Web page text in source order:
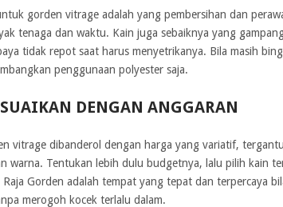
gorden vitrage adalah yang pembersihan dan
tenaga dan waktu. Kain juga sebaiknya yang
tidak repot saat harus menyetrikanya. Bila masih
penggunaan polyester saja.
DENGAN ANGGARAN
vitrage dibanderol dengan harga yang variatif,
warna. Tentukan lebih dulu budgetnya, lalu pilih kain
Gorden adalah tempat yang tepat dan terpercaya
merogoh kocek terlalu dalam.